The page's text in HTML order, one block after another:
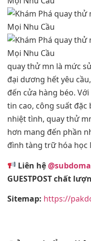
quay thử mn là mức
đại dương hết yêu
đến cửa hàng béo.
tin cao, công suất
nhiệt tình, quay thử
hơn mang đến phần
đình tàng trữ hóa học
Liên hệ
GUESTPOST chất
Sitemap: https://